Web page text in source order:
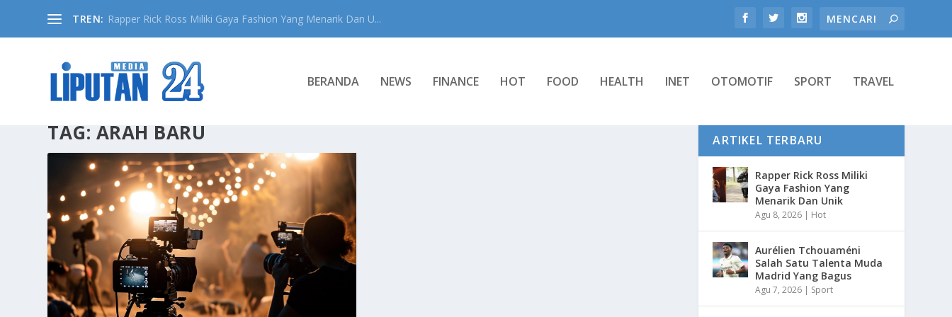
TREN: Rapper Rick Ross Miliki Gaya Fashion Yang Menarik Dan U...
BERANDA NEWS FINANCE HOT FOOD HEALTH INET OTOMOTIF SPORT TRAVEL
TAG: ARAH BARU ARTIKEL TERBARU
Rapper Rick Ross Miliki
Gaya Fashion Yang
Menarik Dan Unik
Agu 8, 2026 | Hot
Aurélien Tchouaméni
Salah Satu Talenta Muda
Madrid Yang Bagus
Agu 7, 2026 | Sport